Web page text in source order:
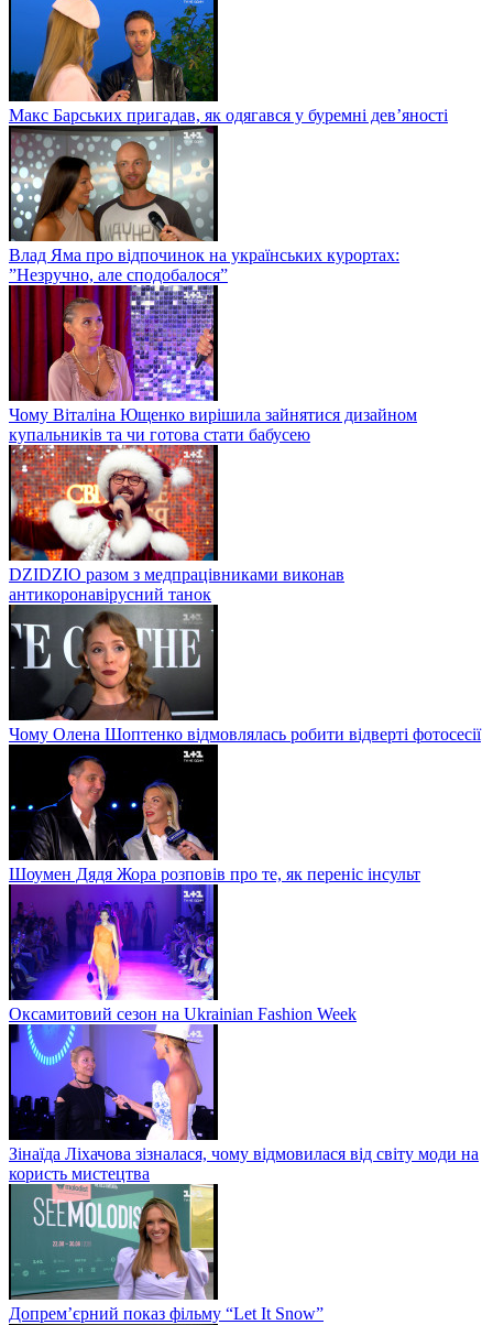
Макс Барських пригадав, як одягався у буремні дев’яності
Влад Яма про відпочинок на українських курортах:
”Незручно, але сподобалося”
Чому Віталіна Ющенко вирішила зайнятися дизайном
купальників та чи готова стати бабусею
DZIDZIO разом з медпрацівниками виконав
антикоронавірусний танок
Чому Олена Шоптенко відмовлялась робити відверті фотосесії
Шоумен Дядя Жора розповів про те, як переніс інсульт
Оксамитовий сезон на Ukrainian Fashion Week
Зінаїда Ліхачова зізналася, чому відмовилася від світу моди на
користь мистецтва
Допрем’єрний показ фільму “Let It Snow”